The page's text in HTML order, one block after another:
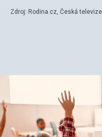
Zdroj: Rodina.cz, Česká televize